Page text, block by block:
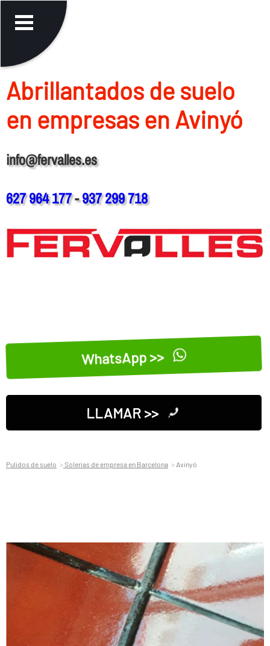
Abrillantados de suelo
en empresas en Avinyó
info@fervalles.es
627 964 177-937 299 718
WhatsApp >>
LLAMAR >>
Pulidos de suelo Solerias de empresa en Barcelona Avinyó